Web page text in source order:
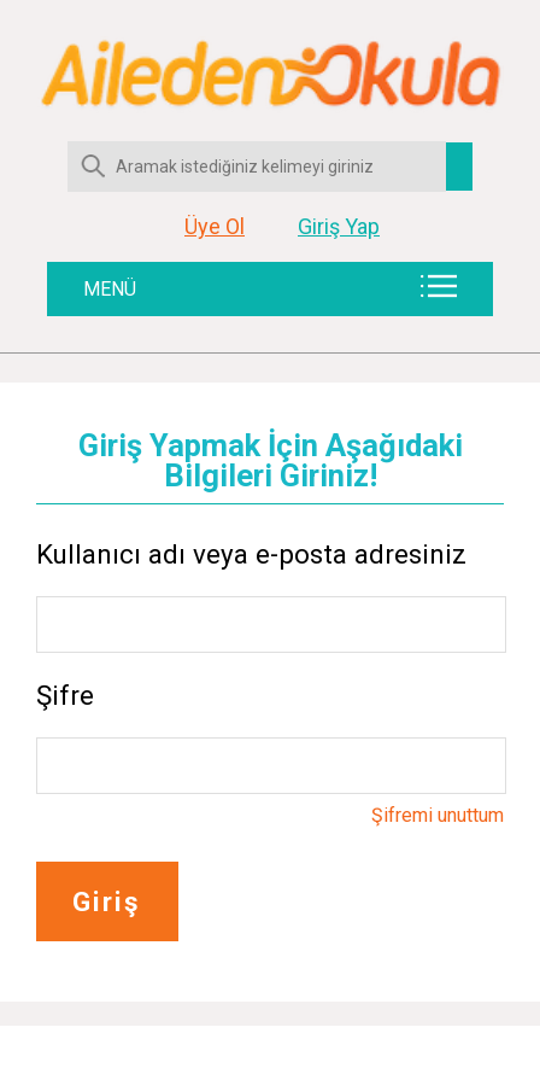
Üye Ol Giriş Yap
MENÜ
Giriş Yapmak İçin Aşağıdaki
Bilgileri Giriniz!
Kullanıcı adı veya e-posta adresiniz
Şifre
Şifremi unuttum
Giriş